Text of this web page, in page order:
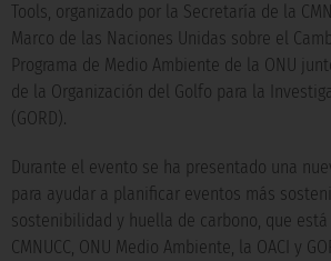
Tools, organizado por la Secretaría de la
Marco de las Naciones Unidas sobre el
Programa de Medio Ambiente de la ONU
de la Organización del Golfo para la
(GORD).
Durante el evento se ha presentado una
para ayudar a planificar eventos más
sostenibilidad y huella de carbono, que
CMNUCC, ONU Medio Ambiente, la OACI y